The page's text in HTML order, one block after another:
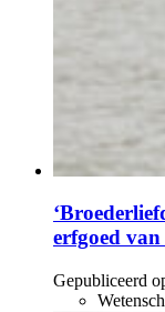
erfgoed van
Gepubliceerd